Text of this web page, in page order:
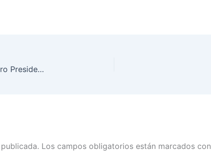
“Debate serio e incluyente”, artículo del Consejero Presidente, Lorenzo Córdova, publicado en Reforma
Los campos obligatorios están marcados con